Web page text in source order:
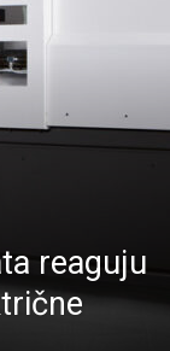
reaguju